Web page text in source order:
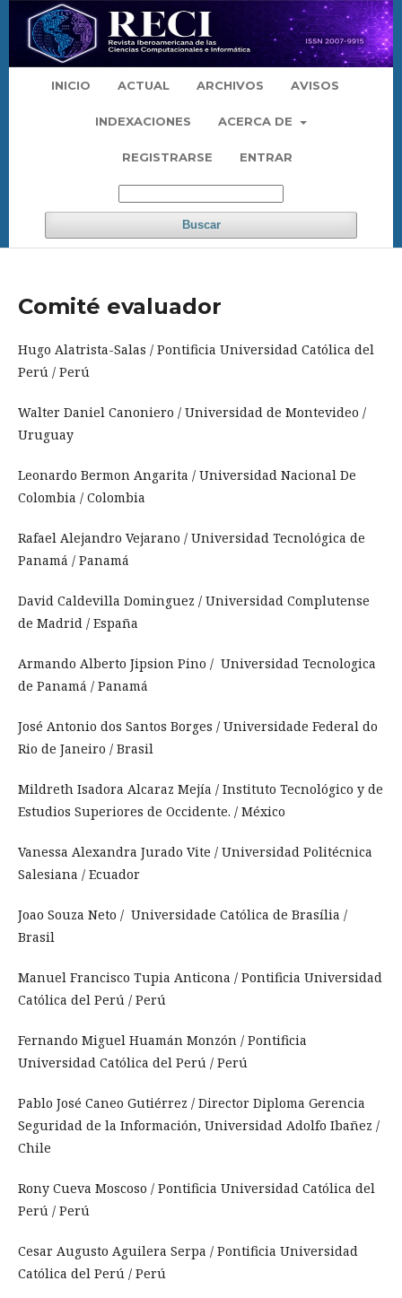
INICIO ACTUAL ARCHIVOS AVISOS
INDEXACIONES ACERCA DE
REGISTRARSE ENTRAR
Buscar
Comité evaluador
Hugo Alatrista-Salas / Pontificia Universidad Católica del
Perú / Perú
Walter Daniel Canoniero / Universidad de Montevideo /
Uruguay
Leonardo Bermon Angarita / Universidad Nacional De
Colombia / Colombia
Rafael Alejandro Vejarano / Universidad Tecnológica de
Panamá / Panamá
David Caldevilla Dominguez / Universidad Complutense
de Madrid / España
Armando Alberto Jipsion Pino / Universidad Tecnologica
de Panamá / Panamá
José Antonio dos Santos Borges / Universidade Federal do
Rio de Janeiro / Brasil
Mildreth Isadora Alcaraz Mejía / Instituto Tecnológico y de
Estudios Superiores de Occidente. / México
Vanessa Alexandra Jurado Vite / Universidad Politécnica
Salesiana / Ecuador
Joao Souza Neto / Universidade Católica de Brasília /
Brasil
Manuel Francisco Tupia Anticona / Pontificia Universidad
Católica del Perú / Perú
Fernando Miguel Huamán Monzón / Pontificia
Universidad Católica del Perú / Perú
Pablo José Caneo Gutiérrez / Director Diploma Gerencia
Seguridad de la Información, Universidad Adolfo Ibañez /
Chile
Rony Cueva Moscoso / Pontificia Universidad Católica del
Perú / Perú
Cesar Augusto Aguilera Serpa / Pontificia Universidad
Católica del Perú / Perú